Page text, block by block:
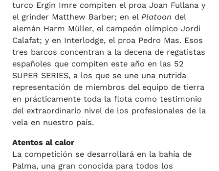
turco Ergin Imre compiten el proa Joan Fullana y
el grinder Matthew Barber; en el Platoon del
alemán Harm Müller, el campeón olímpico Jordi
Calafat; y en Interlodge, el proa Pedro Mas. Esos
tres barcos concentran a la decena de regatistas
españoles que compiten este año en las 52
SUPER SERIES, a los que se une una nutrida
representación de miembros del equipo de tierra
en prácticamente toda la flota como testimonio
del extraordinario nivel de los profesionales de la
vela en nuestro país.
Atentos al calor
La competición se desarrollará en la bahía de
Palma, una gran conocida para todos los